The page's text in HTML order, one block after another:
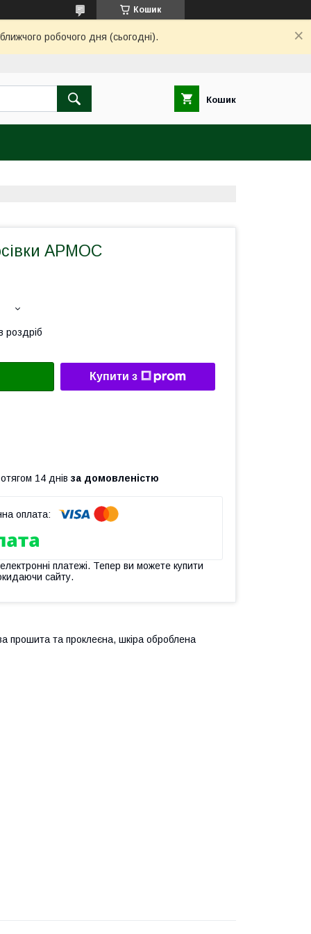
Кошик
робочого дня (сьогодні).
Кошик
АРМОС
роздріб
Купити з
14 днів за домовленістю
платежі. Тепер ви можете купити
сайту.
прошита та проклеєна, шкіра оброблена